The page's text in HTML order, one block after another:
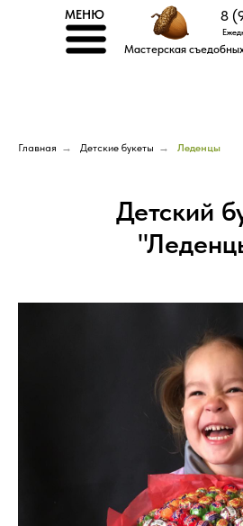
Мастерская
МЕНЮ 8
Главная → Детские букеты → Леденцы
Детский